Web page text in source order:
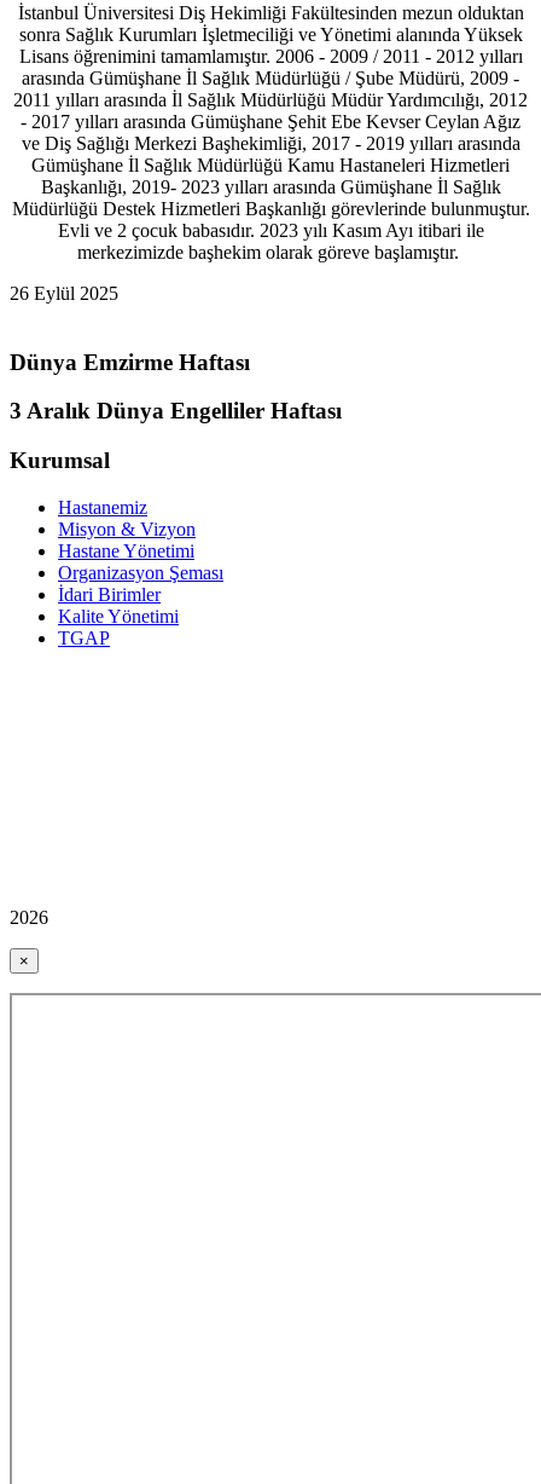
İstanbul Üniversitesi Diş Hekimliği Fakültesinden mezun olduktan
sonra Sağlık Kurumları İşletmeciliği ve Yönetimi alanında Yüksek
Lisans öğrenimini tamamlamıştır. 2006 - 2009 / 2011 - 2012 yılları
arasında Gümüşhane İl Sağlık Müdürlüğü / Şube Müdürü, 2009 -
2011 yılları arasında İl Sağlık Müdürlüğü Müdür Yardımcılığı, 2012
- 2017 yılları arasında Gümüşhane Şehit Ebe Kevser Ceylan Ağız
ve Diş Sağlığı Merkezi Başhekimliği, 2017 - 2019 yılları arasında
Gümüşhane İl Sağlık Müdürlüğü Kamu Hastaneleri Hizmetleri
Başkanlığı, 2019- 2023 yılları arasında Gümüşhane İl Sağlık
Müdürlüğü Destek Hizmetleri Başkanlığı görevlerinde bulunmuştur.
Evli ve 2 çocuk babasıdır. 2023 yılı Kasım Ayı itibari ile
merkezimizde başhekim olarak göreve başlamıştır.
26 Eylül 2025
Dünya Emzirme Haftası
3 Aralık Dünya Engelliler Haftası
Kurumsal
Hastanemiz
Misyon & Vizyon
Hastane Yönetimi
Organizasyon Şeması
İdari Birimler
Kalite Yönetimi
TGAP
2026
×